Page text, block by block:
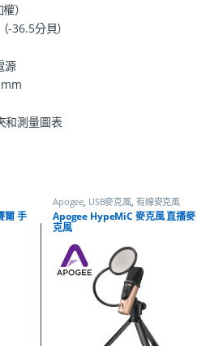
）
-36.5分貝）
源
和測量圖表
爾 手
Apogee, USB麥克風, 有線麥克風
Apogee HypeMiC 麥克風 直播麥
克風